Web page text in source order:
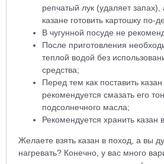
репчатый лук (удаляет
казане готовить картошку по-
В чугунной посуде не
После приготовления
теплой водой без
средства;
Перед тем как поставить
рекомендуется смазать его
подсолнечного масла;
Рекомендуется хранить казан
Желаете взять казан в поход, а вы
нагревать? Конечно, у вас много